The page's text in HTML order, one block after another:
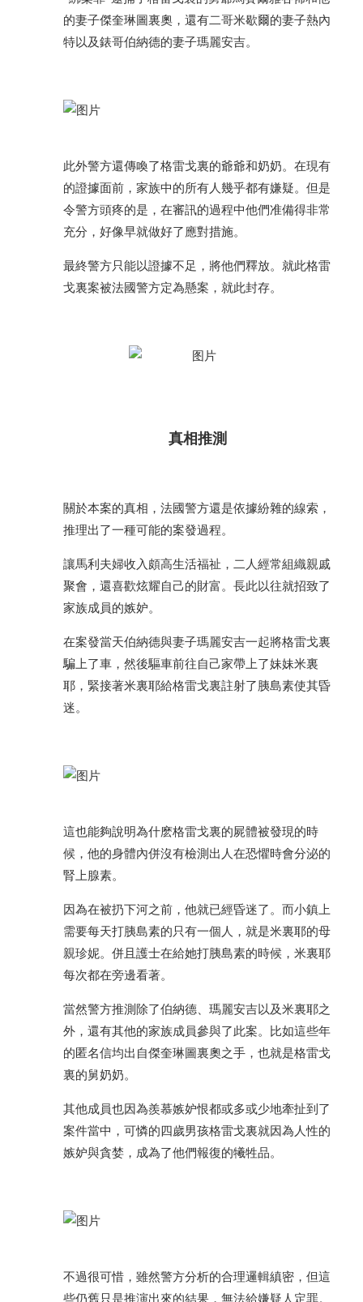
的妻子傑奎琳圖裏奧，還有二哥米歇爾的妻子熱內
特以及錶哥伯納德的妻子瑪麗安吉。
此外警方還傳喚了格雷戈裏的爺爺和奶奶。在現有
的證據面前，家族中的所有人幾乎都有嫌疑。但是
令警方頭疼的是，在審訊的過程中他們准備得非常
充分，好像早就做好了應對措施。
最終警方只能以證據不足，將他們釋放。就此格雷
戈裏案被法國警方定為懸案，就此封存。
真相推測
關於本案的真相，法國警方還是依據紛雜的線索，
推理出了一種可能的案發過程。
讓馬利夫婦收入頗高生活福祉，二人經常組織親戚
聚會，還喜歡炫耀自己的財富。長此以往就招致了
家族成員的嫉妒。
在案發當天伯納德與妻子瑪麗安吉一起將格雷戈裏
騙上了車，然後驅車前往自己家帶上了妹妹米裏
耶，緊接著米裏耶給格雷戈裏註射了胰島素使其昏
迷。
這也能夠說明為什麽格雷戈裏的屍體被發現的時
候，他的身體內併沒有檢測出人在恐懼時會分泌的
腎上腺素。
因為在被扔下河之前，他就已經昏迷了。而小鎮上
需要每天打胰島素的只有一個人，就是米裏耶的母
親珍妮。併且護士在給她打胰島素的時候，米裏耶
每次都在旁邊看著。
當然警方推測除了伯納德、瑪麗安吉以及米裏耶之
外，還有其他的家族成員參與了此案。比如這些年
的匿名信均出自傑奎琳圖裏奧之手，也就是格雷戈
裏的舅奶奶。
其他成員也因為羨慕嫉妒恨都或多或少地牽扯到了
案件當中，可憐的四歲男孩格雷戈裏就因為人性的
嫉妒與貪婪，成為了他們報復的犧牲品。
不過很可惜，雖然警方分析的合理邏輯縝密，但這
些仍舊只是推演出來的結果，無法給嫌疑人定罪。